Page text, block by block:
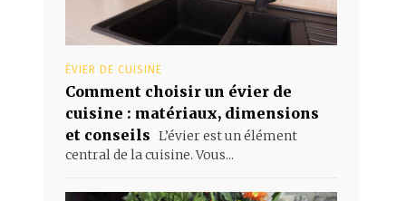
ÉVIER DE CUISINE
Comment choisir un évier de
cuisine : matériaux, dimensions
et conseils L’évier est un élément
central de la cuisine. Vous...